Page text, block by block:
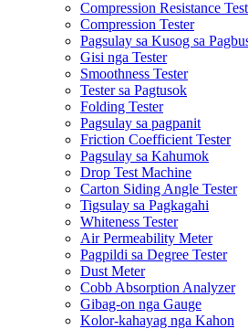
Compression Resistance
Compression Tester
Pagsulay sa Kusog sa
Gisi nga Tester
Smoothness Tester
Tester sa Pagtusok
Folding Tester
Pagsulay sa pagpanit
Friction Coefficient Tester
Pagsulay sa Kahumok
Drop Test Machine
Carton Siding Angle Tester
Tigsulay sa Pagkagahi
Whiteness Tester
Air Permeability Meter
Pagpildi sa Degree Tester
Dust Meter
Cobb Absorption Analyzer
Gibag-on nga Gauge
Kolor-kahayag nga Kahon